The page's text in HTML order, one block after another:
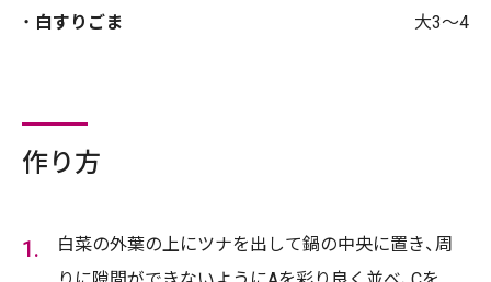
白すりごま
大3〜4
作り方
白菜の外葉の上にツナを出して鍋の中央に置き、周